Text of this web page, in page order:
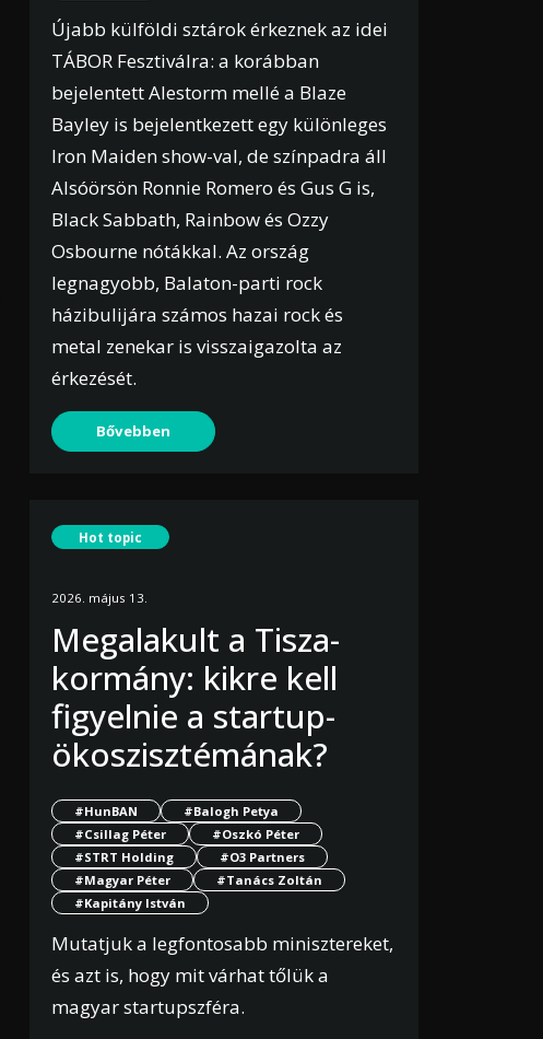
Újabb külföldi sztárok érkeznek az idei
TÁBOR Fesztiválra: a korábban
bejelentett Alestorm mellé a Blaze
Bayley is bejelentkezett egy különleges
Iron Maiden show-val, de színpadra áll
Alsóörsön Ronnie Romero és Gus G is,
Black Sabbath, Rainbow és Ozzy
Osbourne nótákkal. Az ország
legnagyobb, Balaton-parti rock
házibulijára számos hazai rock és
metal zenekar is visszaigazolta az
érkezését.
Bővebben
Hot topic
2026. május 13.
Megalakult a Tisza-
kormány: kikre kell
figyelnie a startup-
ökoszisztémának?
#HunBAN
#Balogh Petya
#Csillag Péter
#Oszkó Péter
#STRT Holding
#O3 Partners
#Magyar Péter
#Tanács Zoltán
#Kapitány István
Mutatjuk a legfontosabb minisztereket,
és azt is, hogy mit várhat tőlük a
magyar startupszféra.